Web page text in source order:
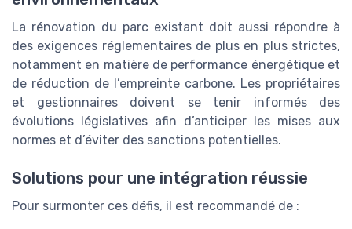
La rénovation du parc existant doit aussi répondre à
des exigences réglementaires de plus en plus strictes,
notamment en matière de performance énergétique et
de réduction de l’empreinte carbone. Les propriétaires
et gestionnaires doivent se tenir informés des
évolutions législatives afin d’anticiper les mises aux
normes et d’éviter des sanctions potentielles.
Solutions pour une intégration réussie
Pour surmonter ces défis, il est recommandé de :